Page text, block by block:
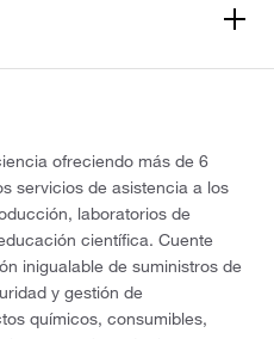
ofreciendo más de 6
servicios de asistencia a los
laboratorios de
científica. Cuente
inigualable de suministros de
y gestión de
químicos, consumibles,